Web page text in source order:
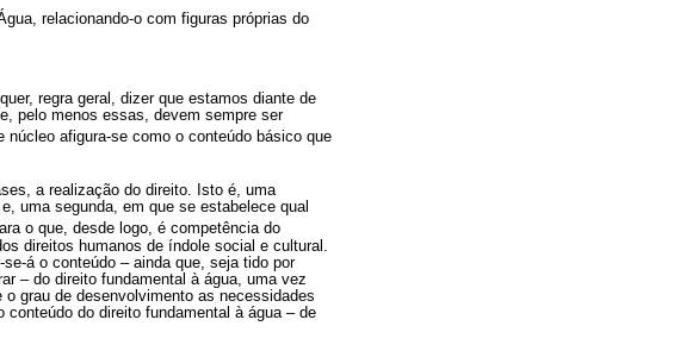
relacionando-o com figuras próprias do
regra geral, dizer que estamos diante de
pelo menos essas, devem sempre ser
núcleo afigura-se como o conteúdo básico que
a realização do direito. Isto é, uma
uma segunda, em que se estabelece qual
o que, desde logo, é competência do
direitos humanos de índole social e cultural.
á o conteúdo – ainda que, seja tido por
– do direito fundamental à água, uma vez
grau de desenvolvimento as necessidades
do direito fundamental à água – de